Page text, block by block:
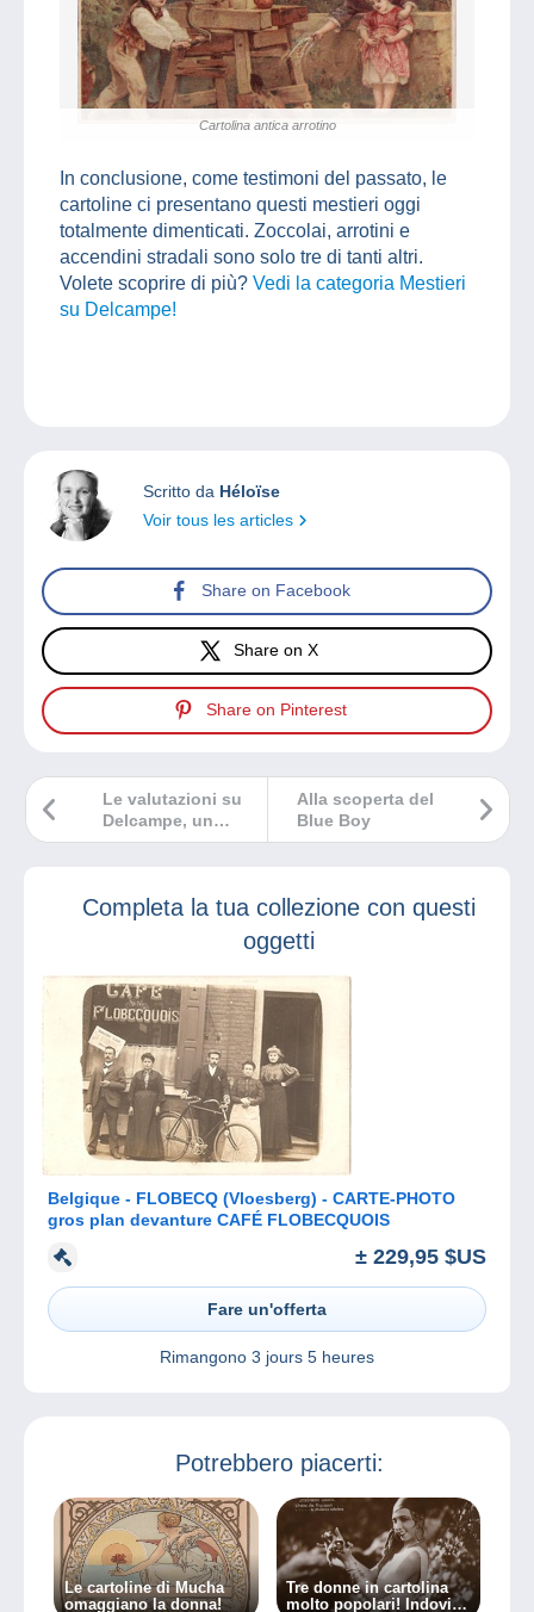
Cartolina antica arrotino
In conclusione, come testimoni del passato, le
cartoline ci presentano questi mestieri oggi
totalmente dimenticati. Zoccolai, arrotini e
accendini stradali sono solo tre di tanti altri.
Volete scoprire di più? Vedi la categoria Mestieri
su Delcampe!
Scritto da Héloïse
Voir tous les articles
Share on Facebook
Share on X
Share on Pinterest
Alla scoperta del
Blue Boy
Le valutazioni su
Delcampe, un
criterio di fiducia
Completa la tua collezione con questi
oggetti
Belgique - FLOBECQ (Vloesberg) - CARTE-PHOTO
gros plan devanture CAFÉ FLOBECQUOIS
± 229,95 $US
Fare un'offerta
Rimangono 3 jours 5 heures
Potrebbero piacerti:
Le cartoline di Mucha
omaggiano la donna!
Tre donne in cartolina
molto popolari! Indovina